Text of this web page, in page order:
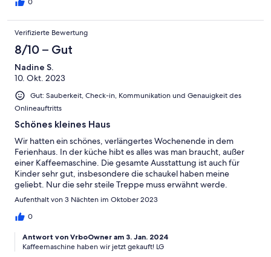
Spielzeug, Sandkasten und eine Schaukel vorfinden. Danke für
Verifizierte Bewertung
8/10 – Gut
Nadine S.
10. Okt. 2023
Gut: Sauberkeit, Check-in, Kommunikation und Genauigkeit des
Onlineauftritts
Schönes kleines Haus
Wir hatten ein schönes, verlängertes Wochenende in dem
Ferienhaus. In der küche hibt es alles was man braucht, außer
einer Kaffeemaschine. Die gesamte Ausstattung ist auch für
Kinder sehr gut, insbesondere die schaukel haben meine
geliebt. Nur die sehr steile Treppe muss erwähnt werde.
Vorsicht mit kleinen Kindern. Danke für die schöne Zeit, wir
Aufenthalt von 3 Nächten im Oktober 2023
0
Antwort von VrboOwner am 3. Jan. 2024
Kaffeemaschine haben wir jetzt gekauft! LG